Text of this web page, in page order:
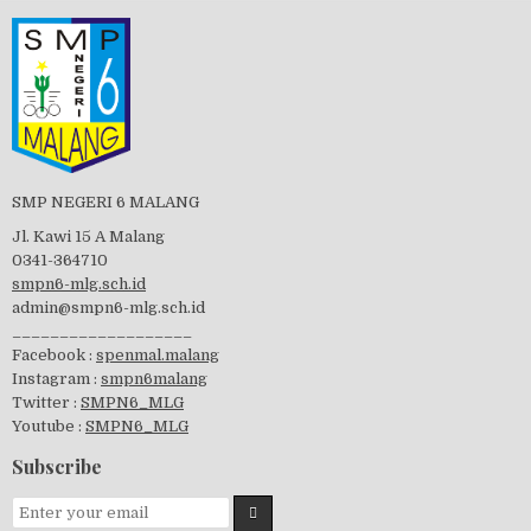
Tes Matrikulasi 2019
Perayaan HUT RI-74
SMP NEGERI 6 MALANG
Jl. Kawi 15 A Malang
0341-364710
smpn6-mlg.sch.id
admin@smpn6-mlg.sch.id
Facebook : spenmal.malang
Instagram : smpn6malang
Twitter : SMPN6_MLG
Youtube : SMPN6_MLG
Subscribe